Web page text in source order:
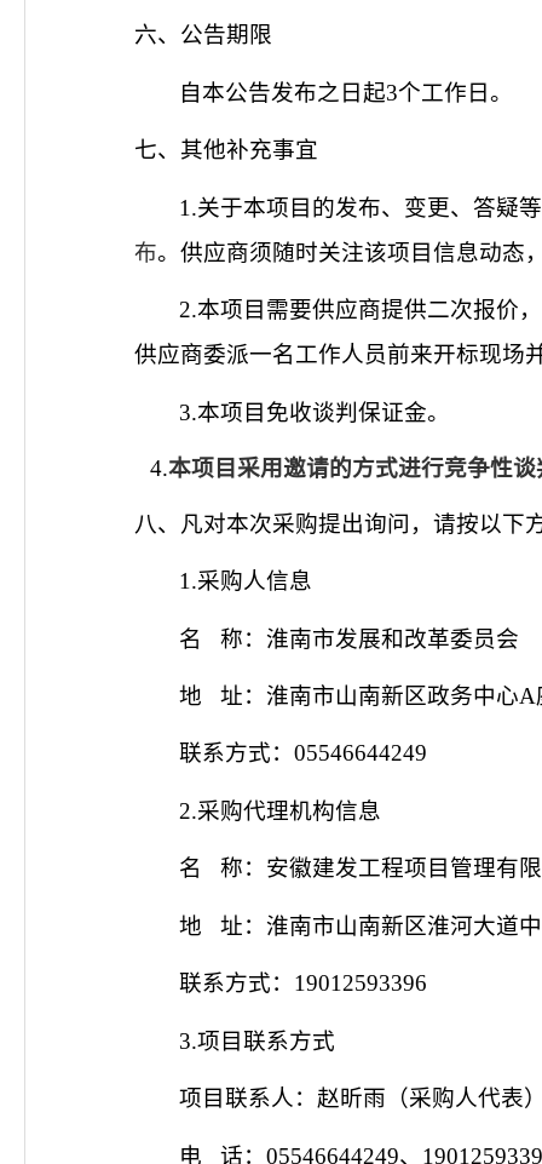
六、公告期限
自本公告发布之日起3个工作日。
七、其他补充事宜
1.关于本项目的发布、变更、答疑
布。供应商须随时关注该项目信息动态
2.本项目需要供应商提供二次报价
供应商委派一名工作人员前来开标现场
3.本项目免收谈判保证金。
4.本项目采用邀请的方式进行竞争性
八、凡对本次采购提出询问，请按以下
1.采购人信息
名 称：淮南市发展和改革委员会
地 址：淮南市山南新区政务中心A
联系方式：05546644249
2.采购代理机构信息
名 称：安徽建发工程项目管理有
地 址：淮南市山南新区淮河大道
联系方式： 19012593396
3.项目联系方式
项目联系人： 赵昕雨 （采购人代表
电 话：05546644249、